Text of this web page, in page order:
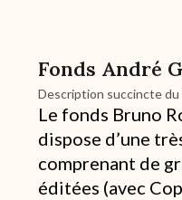
Fonds André
Description succincte
Le fonds Bruno
dispose d’une
comprenant de
éditées (avec